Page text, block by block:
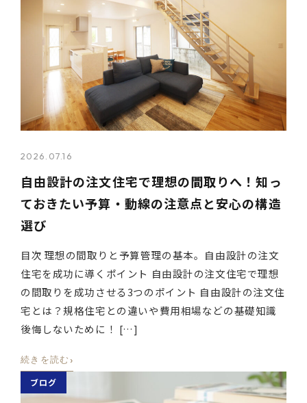
2026.07.16
自由設計の注文住宅で理想の間取りへ！知っ
ておきたい予算・動線の注意点と安心の構造
選び
目次 理想の間取りと予算管理の基本。自由設計の注文
住宅を成功に導くポイント 自由設計の注文住宅で理想
の間取りを成功させる3つのポイント 自由設計の注文住
宅とは？規格住宅との違いや費用相場などの基礎知識
後悔しないために！ […]
続きを読む ›
ブログ